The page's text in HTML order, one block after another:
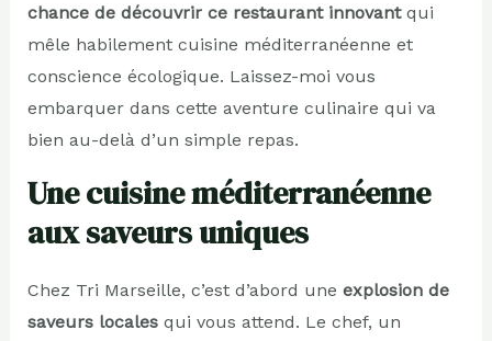
chance de découvrir ce restaurant innovantqui
mêle habilement cuisine méditerranéenne et
conscience écologique. Laissez-moi vous
embarquer dans cette aventure culinaire qui va
bien au-delà d’un simple repas.
Une cuisine méditerranéenne
aux saveurs uniques
Chez Tri Marseille, c’est d’abord une explosion de
saveurs localesqui vous attend. Le chef, un